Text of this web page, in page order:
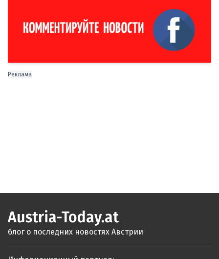
Реклама
Austria-Today.at
блог о последних новостях Австрии